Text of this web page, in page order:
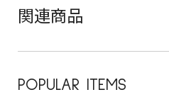
関連商品
POPULAR ITEMS